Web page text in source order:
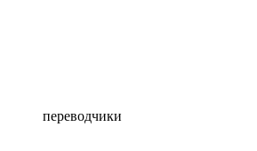
переводчики